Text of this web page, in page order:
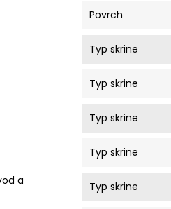
a
Povrch
Typ skrine
Typ skrine
Typ skrine
Typ skrine
Typ skrine